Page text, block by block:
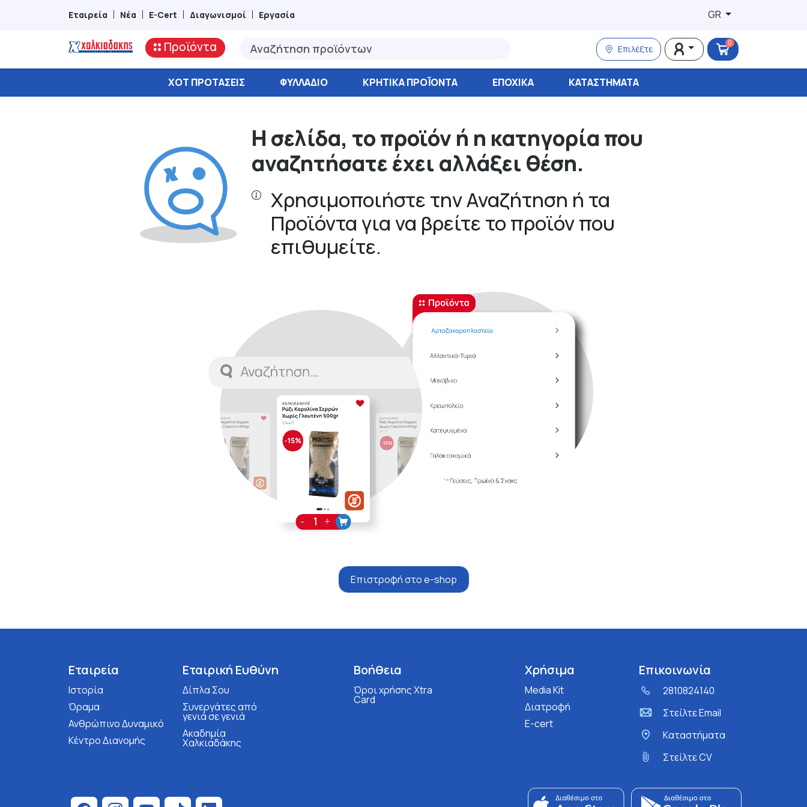
Εταιρεία Νέα E-Cert Διαγωνισμοί Εργασία GR
Προϊόντα Επιλέξτε
0
ΧΟΤ ΠΡΟΤΆΣΕΙΣ ΦΥΛΛΆΔΙΟ ΚΡΗΤΙΚΑ ΠΡΟΪΟΝΤΑ ΕΠΟΧΙΚΑ ΚΑΤΑΣΤΉΜΑΤΑ
Η σελίδα, το προϊόν ή η κατηγορία που
αναζητήσατε έχει αλλάξει θέση.
Χρησιμοποιήστε την Αναζήτηση ή τα
Προϊόντα για να βρείτε το προϊόν που
επιθυμείτε.
Επιστροφή στο e-shop
Εταιρεία
Ιστορία
Όραμα
Ανθρώπινο Δυναμικό
Κέντρο Διανομής
Εταιρική Ευθύνη
Δίπλα Σου
Συνεργάτες από
γενιά σε γενιά
Ακαδημία
Χαλκιαδάκης
Βοήθεια
Όροι χρήσης Xtra
Card
Χρήσιμα
Media Kit
Διατροφή
E-cert
Επικοινωνία
2810824140
Στείλτε Email
Kαταστήματα
Στείλτε CV